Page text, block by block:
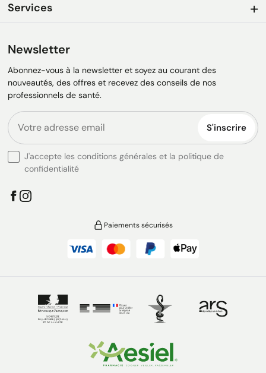
Services
Newsletter
Abonnez-vous à la newsletter et soyez au courant des
nouveautés, des offres et recevez des conseils de nos
professionnels de santé.
S'inscrire
J'accepte les conditions générales et la politique de
confidentialité
Paiements sécurisés